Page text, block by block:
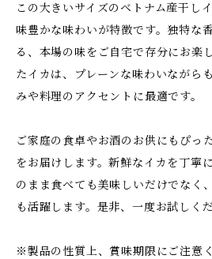
この大きいサイズのベトナム産干し
味豊かな味わいが特徴です。独特な
る、本場の味をご自宅で存分にお楽
たイカは、プレーンな味わいながら
みや料理のアクセントに最適です。
ご家庭の食卓やお酒のお供にもぴっ
をお届けします。新鮮なイカを丁寧
のまま食べても美味しいだけでなく
も活躍します。是非、一度お試しくだ
※製品の性質上、賞味期限にご注意く